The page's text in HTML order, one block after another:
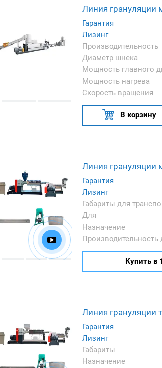
Линия грануляции
Гарантия
Лизинг
Производительность
Диаметр шнека
Мощность главного
Мощность нагрева
Cкорость вращения
В корзину
Линия грануляции
Гарантия
Лизинг
Габариты для
Для
Назначение
Производительность
Купить в
Линия грануляции
Гарантия
Лизинг
Габариты
Назначение